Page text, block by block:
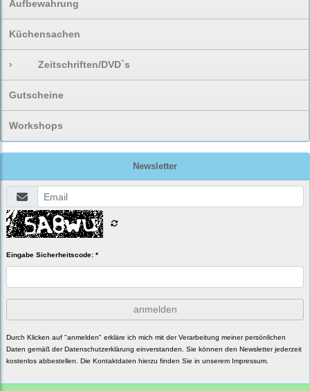
Aufbewahrung
Küchensachen
› Zeitschriften/DVD`s
Gutscheine
Workshops
Newsletter
Eingabe Sicherheitscode: *
anmelden
Durch Klicken auf "anmelden" erkläre ich mich mit der Verarbeitung meiner persönlichen
Daten gemäß der Datenschutzerklärung einverstanden. Sie können den Newsletter jederzeit
kostenlos abbestellen. Die Kontaktdaten hierzu finden Sie in unserem Impressum.